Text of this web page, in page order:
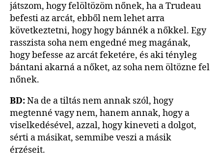
játszom, hogy felöltözöm nőnek, ha a Trudeau
befesti az arcát, ebből nem lehet arra
következtetni, hogy hogy bánnék a nőkkel. Egy
rasszista soha nem engedné meg magának,
hogy befesse az arcát feketére, és aki tényleg
bántani akarná a nőket, az soha nem öltözne fel
nőnek.
BD:Na de a tiltás nem annak szól, hogy
megtenné vagy nem, hanem annak, hogy a
viselkedésével, azzal, hogy kineveti a dolgot,
sérti a másikat, semmibe veszi a másik
érzéseit.